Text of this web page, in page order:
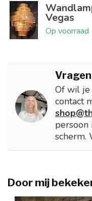
Vegas
Op voorraad
Of wil je
contact
persoon
scherm.
Door mij